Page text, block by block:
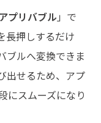
アプリバブル 」で
長押しするだけ
ブルへ変換できま
出せるため、アプ
にスムーズになり